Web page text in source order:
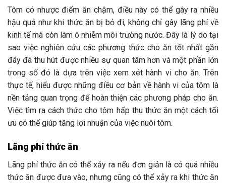
Tôm có nhược điểm ăn chậm, điều này có thể gây ra nhiều
hậu quả như khi thức ăn bị bỏ đi, không chỉ gây lãng phí về
kinh tế mà còn làm ô nhiễm môi trường nước. Đây là lý do tại
sao việc nghiên cứu các phương thức cho ăn tốt nhất gần
đây đã thu hút được nhiều sự quan tâm hơn và một phần lớn
trong số đó là dựa trên việc xem xét hành vi cho ăn. Trên
thực tế, hiểu được những điều cơ bản về hành vi của tôm là
nền tảng quan trọng để hoàn thiện các phương pháp cho ăn.
Việc tìm ra cách thức cho tôm hấp thu thức ăn một cách tối
ưu có thể giúp tăng lợi nhuận của việc nuôi tôm.
Lãng phí thức ăn
Lãng phí thức ăn có thể xảy ra nếu đơn giản là có quá nhiều
thức ăn được đưa vào, nhưng cũng có thể xảy ra khi thức ăn